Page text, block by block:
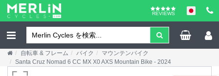
REVIEWS
自転車 & フレーム バイク
マウンテンバイク
Santa Cruz Nomad 6 CC MX X0 AXS Mountain Bike - 2024